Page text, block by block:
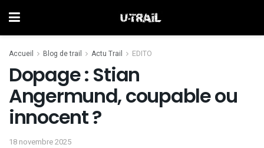
Accueil Blog de trail Actu Trail EDITO
Dopage : Stian
Angermund, coupable ou
innocent ?
18 novembre 2025